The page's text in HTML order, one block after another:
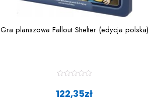
Gra planszowa Fallout Shelter (edycja polska)
122,35zł